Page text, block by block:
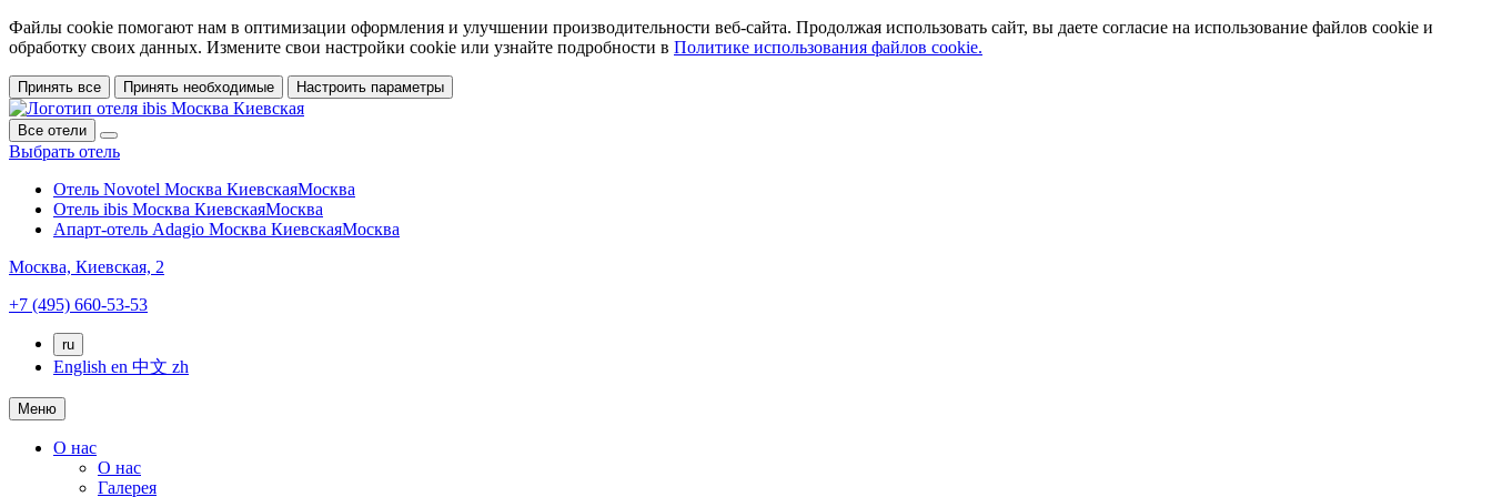
Файлы cookie помогают нам в оптимизации оформления и улучшении производительности веб-сайта. Продолжая использовать сайт, вы даете согласие на использование файлов cookie и
обработку своих данных. Измените свои настройки cookie или узнайте подробности в Политике использования файлов cookie.
Принять все Принять необходимые Настроить параметры
Все отели
Выбрать отель
Отель Novotel Москва КиевскаяМосква
Отель ibis Москва КиевскаяМосква
Апарт-отель Adagio Москва КиевскаяМосква
Москва, Киевская, 2
+7 (495) 660-53-53
ru
English en 中文 zh
Меню
О нас
О нас
Галерея